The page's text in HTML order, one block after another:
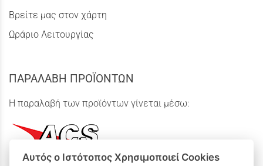
Βρείτε μας στον χάρτη
Ωράριο Λειτουργίας
ΠΑΡΑΛΑΒΗ ΠΡΟΪΟΝΤΩΝ
Η παραλαβή των προϊόντων γίνεται μέσω:
Αυτός ο Ιστότοπος Χρησιμοποιεί Cookies